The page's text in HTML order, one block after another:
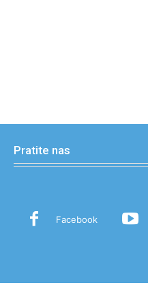
Pratite nas
Facebook